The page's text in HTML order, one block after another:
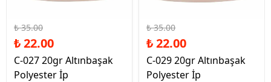
₺ 35.00
₺ 22.00
C-027 20gr Altınbaşak
Polyester İp
₺ 35.00
₺ 22.00
C-029 20gr Altınbaşak
Polyester İp